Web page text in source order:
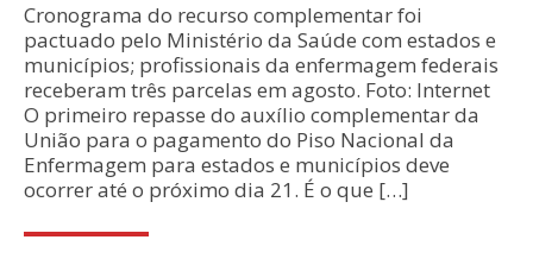
Cronograma do recurso complementar foi
pactuado pelo Ministério da Saúde com estados e
municípios; profissionais da enfermagem federais
receberam três parcelas em agosto. Foto: Internet
O primeiro repasse do auxílio complementar da
União para o pagamento do Piso Nacional da
Enfermagem para estados e municípios deve
ocorrer até o próximo dia 21. É o que […]